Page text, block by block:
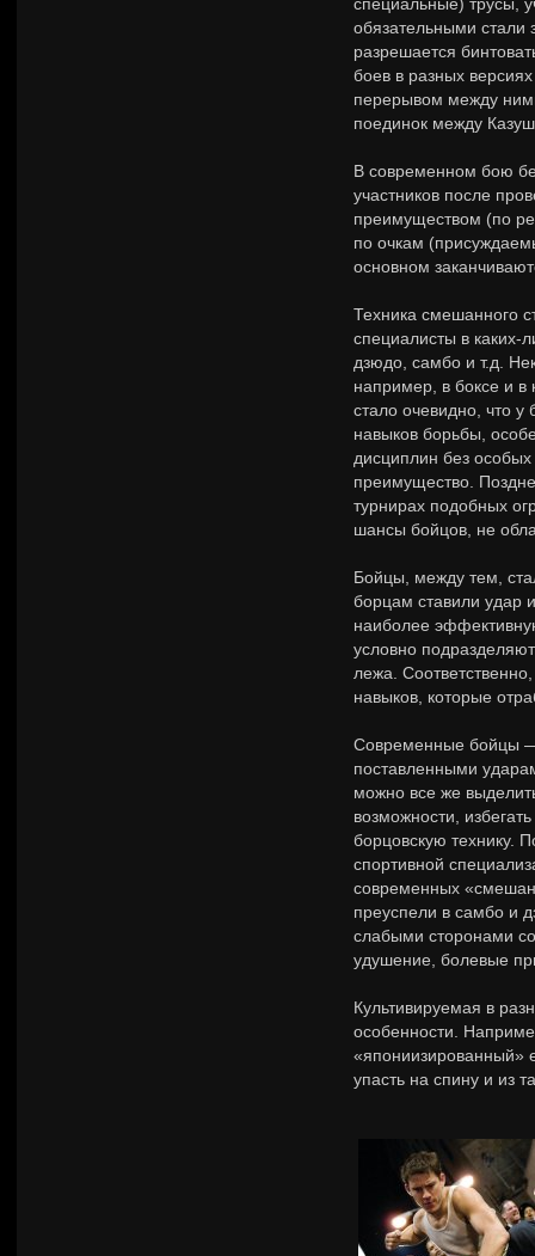
обязательными
разрешается
боев в разных
перерывом между
поединок между
В современном бою
участников после
преимуществом (по
по очкам
основном
Техника смешанного
специалисты в каких-
дзюдо, самбо и т.д.
например, в боксе и
стало очевидно, что
навыков борьбы,
дисциплин без
преимущество.
турнирах подобных
шансы бойцов, не
Бойцы, между тем,
борцам ставили удар
наиболее
условно
лежа.
навыков, которые
Современные бойцы
поставленными
можно все же
возможности,
борцовскую технику.
спортивной
современных
преуспели в самбо и
слабыми сторонами
удушение, болевые
Культивируемая в
особенности.
«япониизированный»
упасть на спину и из